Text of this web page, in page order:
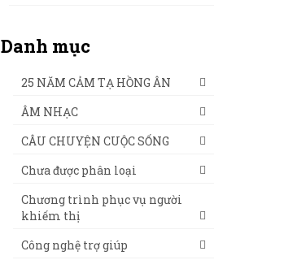
Danh mục
25 NĂM CẢM TẠ HỒNG ÂN
ÂM NHẠC
CÂU CHUYỆN CUỘC SỐNG
Chưa được phân loại
Chương trình phục vụ người
khiếm thị
Công nghệ trợ giúp